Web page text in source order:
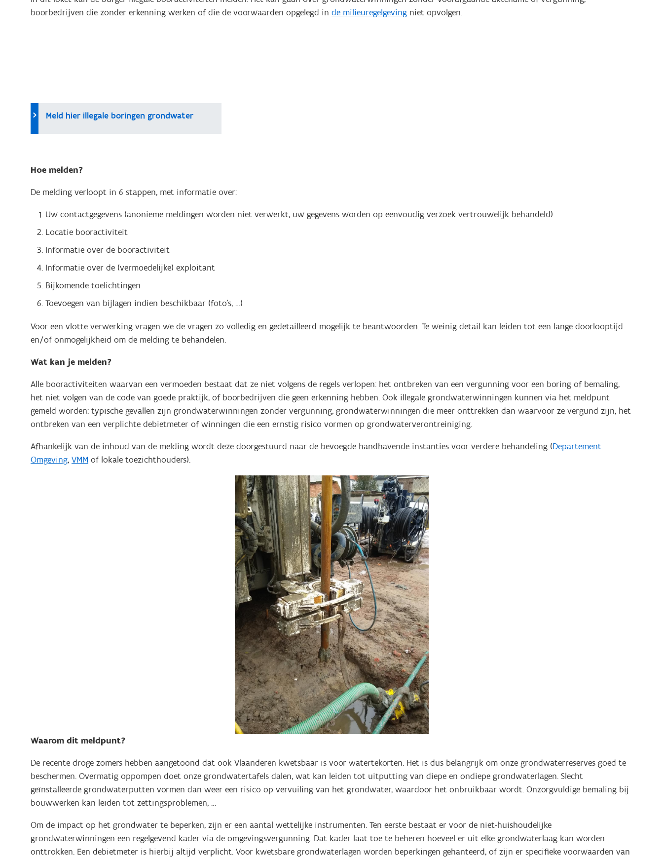
boorbedrijven die zonder erkenning werken of die de voorwaarden opgelegd in de milieuregelgeving niet opvolgen.
Meld hier illegale boringen grondwater
Hoe melden?
De melding verloopt in 6 stappen, met informatie over:
Uw contactgegevens (anonieme meldingen worden niet verwerkt, uw gegevens worden op eenvoudig verzoek vertrouwelijk behandeld)
Locatie booractiviteit
Informatie over de booractiviteit
Informatie over de (vermoedelijke) exploitant
Bijkomende toelichtingen
Toevoegen van bijlagen indien beschikbaar (foto’s, …)
Voor een vlotte verwerking vragen we de vragen zo volledig en gedetailleerd mogelijk te beantwoorden. Te weinig detail kan leiden tot een lange doorlooptijd
en/of onmogelijkheid om de melding te behandelen.
Wat kan je melden?
Alle booractiviteiten waarvan een vermoeden bestaat dat ze niet volgens de regels verlopen: het ontbreken van een vergunning voor een boring of bemaling,
het niet volgen van de code van goede praktijk, of boorbedrijven die geen erkenning hebben. Ook illegale grondwaterwinningen kunnen via het meldpunt
gemeld worden: typische gevallen zijn grondwaterwinningen zonder vergunning, grondwaterwinningen die meer onttrekken dan waarvoor ze vergund zijn, het
ontbreken van een verplichte debietmeter of winningen die een ernstig risico vormen op grondwaterverontreiniging.
Afhankelijk van de inhoud van de melding wordt deze doorgestuurd naar de bevoegde handhavende instanties voor verdere behandeling (Departement
Omgeving, VMM of lokale toezichthouders).
Waarom dit meldpunt?
De recente droge zomers hebben aangetoond dat ook Vlaanderen kwetsbaar is voor watertekorten. Het is dus belangrijk om onze grondwaterreserves goed te
beschermen. Overmatig oppompen doet onze grondwatertafels dalen, wat kan leiden tot uitputting van diepe en ondiepe grondwaterlagen. Slecht
geïnstalleerde grondwaterputten vormen dan weer een risico op vervuiling van het grondwater, waardoor het onbruikbaar wordt. Onzorgvuldige bemaling bij
bouwwerken kan leiden tot zettingsproblemen, …
Om de impact op het grondwater te beperken, zijn er een aantal wettelijke instrumenten. Ten eerste bestaat er voor de niet-huishoudelijke
grondwaterwinningen een regelgevend kader via de omgevingsvergunning. Dat kader laat toe te beheren hoeveel er uit elke grondwaterlaag kan worden
onttrokken. Een debietmeter is hierbij altijd verplicht. Voor kwetsbare grondwaterlagen worden beperkingen gehanteerd, of zijn er specifieke voorwaarden van